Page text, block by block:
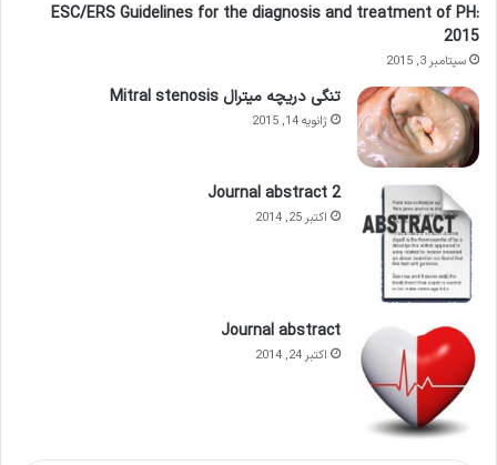
ESC/ERS Guidelines for the diagnosis and treatment of PH:
2015
سپتامبر 3, 2015
تنگی دریچه میترال Mitral stenosis
ژانویه 14, 2015
Journal abstract 2
اکتبر 25, 2014
Journal abstract
اکتبر 24, 2014